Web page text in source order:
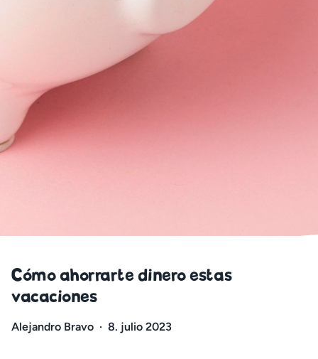
Cómo ahorrarte dinero estas
vacaciones
Alejandro Bravo · 8. julio 2023